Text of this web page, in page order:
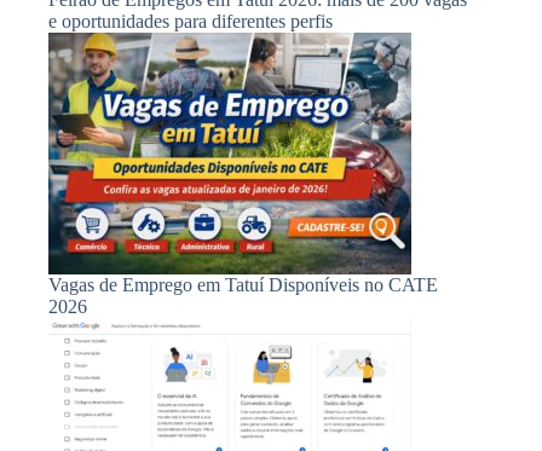
e oportunidades para diferentes perfis
Vagas de Emprego em Tatuí Disponíveis no CATE
2026